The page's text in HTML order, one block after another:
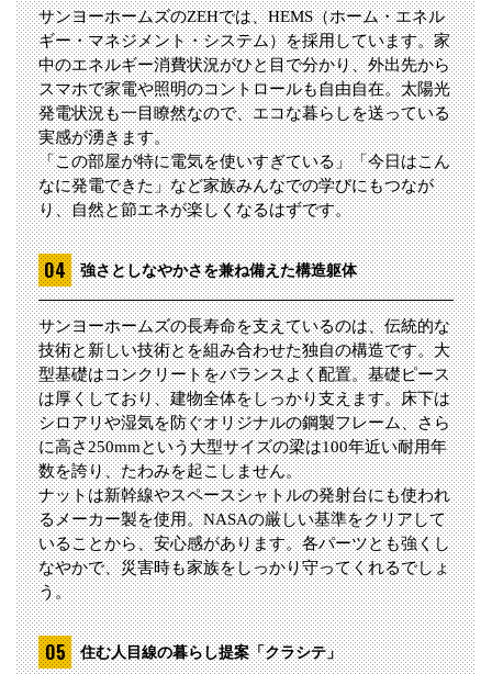
サンヨーホームズのZEHでは、HEMS（ホーム・エネル
ギー・マネジメント・システム）を採用しています。家
中のエネルギー消費状況がひと目で分かり、外出先から
スマホで家電や照明のコントロールも自由自在。太陽光
発電状況も一目瞭然なので、エコな暮らしを送っている
実感が湧きます。
「この部屋が特に電気を使いすぎている」「今日はこん
なに発電できた」など家族みんなでの学びにもつなが
り、自然と節エネが楽しくなるはずです。
強さとしなやかさを兼ね備えた構造躯体
サンヨーホームズの長寿命を支えているのは、伝統的な
技術と新しい技術とを組み合わせた独自の構造です。大
型基礎はコンクリートをバランスよく配置。基礎ピース
は厚くしており、建物全体をしっかり支えます。床下は
シロアリや湿気を防ぐオリジナルの鋼製フレーム、さら
に高さ250mmという大型サイズの梁は100年近い耐用年
数を誇り、たわみを起こしません。
ナットは新幹線やスペースシャトルの発射台にも使われ
るメーカー製を使用。NASAの厳しい基準をクリアして
いることから、安心感があります。各パーツとも強くし
なやかで、災害時も家族をしっかり守ってくれるでしょ
う。
住む人目線の暮らし提案「クラシテ」